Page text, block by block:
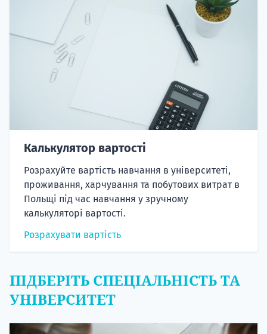
Калькулятор вартості
Розрахуйте вартість навчання в університеті,
проживання, харчування та побутових витрат в
Польщі під час навчання у зручному
калькуляторі вартості.
Розрахувати вартість
ПІДБЕРІТЬ СПЕЦІАЛЬНІСТЬ ТА
УНІВЕРСИТЕТ